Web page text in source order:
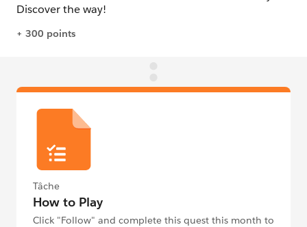
Tâche
How to Play
Click "Follow" and complete this quest this month to